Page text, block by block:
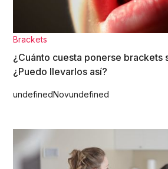
Brackets
¿Cuánto cuesta ponerse brackets
¿Puedo llevarlos así?
undefinedNovundefined